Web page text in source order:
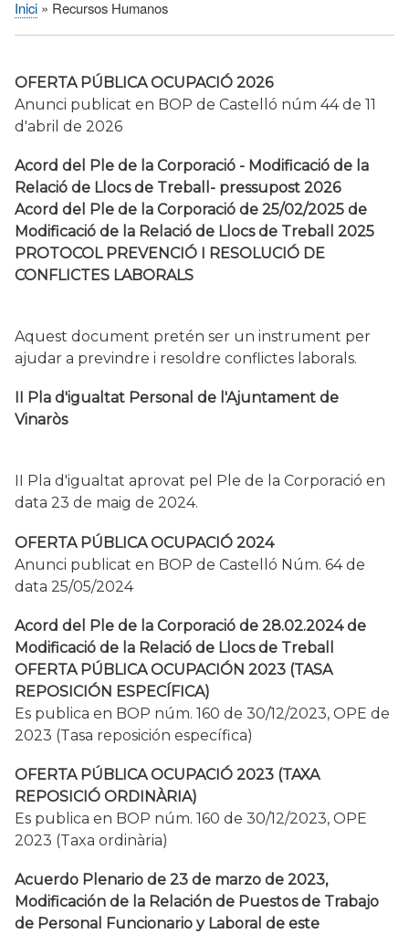
Fil
Inici Recursos Humanos
OFERTA PÚBLICA OCUPACIÓ 2026
Anunci publicat en BOP de Castelló núm 44 de 11
d'abril de 2026
Acord del Ple de la Corporació - Modificació de la
Relació de Llocs de Treball- pressupost 2026
Acord del Ple de la Corporació de 25/02/2025 de
Modificació de la Relació de Llocs de Treball 2025
PROTOCOL PREVENCIÓ I RESOLUCIÓ DE
CONFLICTES LABORALS
Aquest document pretén ser un instrument per
ajudar a previndre i resoldre conflictes laborals.
II Pla d'igualtat Personal de l'Ajuntament de
Vinaròs
II Pla d'igualtat aprovat pel Ple de la Corporació en
data 23 de maig de 2024.
OFERTA PÚBLICA OCUPACIÓ 2024
Anunci publicat en BOP de Castelló Núm. 64 de
data 25/05/2024
Acord del Ple de la Corporació de 28.02.2024 de
Modificació de la Relació de Llocs de Treball
OFERTA PÚBLICA OCUPACIÓN 2023 (TASA
REPOSICIÓN ESPECÍFICA)
Es publica en BOP núm. 160 de 30/12/2023, OPE de
2023 (Tasa reposición específica)
OFERTA PÚBLICA OCUPACIÓ 2023 (TAXA
REPOSICIÓ ORDINÀRIA)
Es publica en BOP núm. 160 de 30/12/2023, OPE
2023 (Taxa ordinària)
Acuerdo Plenario de 23 de marzo de 2023,
Modificación de la Relación de Puestos de Trabajo
de Personal Funcionario y Laboral de este